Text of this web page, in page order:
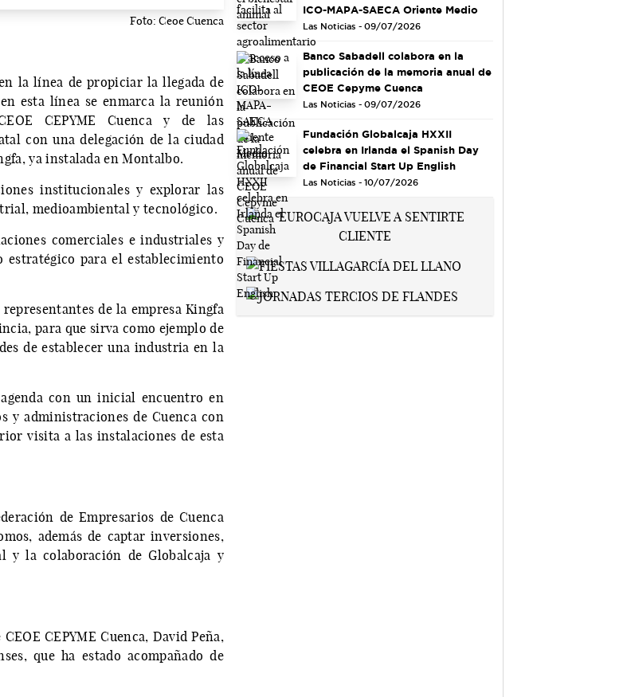
Foto: Ceoe Cuenca
la línea de propiciar la llegada de
esta línea se enmarca la reunión
CEPYME Cuenca y de las
con una delegación de la ciudad
ya instalada en Montalbo.
institucionales y explorar las
medioambiental y tecnológico.
comerciales e industriales y
para el establecimiento
de la empresa Kingfa
para que sirva como ejemplo de
de establecer una industria en la
con un inicial encuentro en
y administraciones de Cuenca con
visita a las instalaciones de esta
de Empresarios de Cuenca
además de captar inversiones,
y la colaboración de Globalcaja y
CEPYME Cuenca, David Peña,
que ha estado acompañado de
ICO-MAPA-SAECA Oriente Medio
Las Noticias - 09/07/2026
Banco Sabadell colabora en la
publicación de la memoria anual de
CEOE Cepyme Cuenca
Las Noticias - 09/07/2026
Fundación Globalcaja HXXII
celebra en Irlanda el Spanish Day
de Financial Start Up English
Las Noticias - 10/07/2026